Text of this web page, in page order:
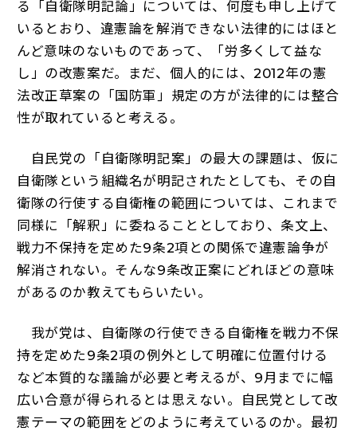
る「自衛隊明記論」については、何度も申し上げて
いるとおり、違憲論を解消できない法律的にはほと
んど意味のないものであって、「労多くして益な
し」の改憲案だ。まだ、個人的には、2012年の憲
法改正草案の「国防軍」規定の方が法律的には整合
性が取れていると考える。
自民党の「自衛隊明記案」の最大の課題は、仮に
自衛隊という組織名が明記されたとしても、その自
衛隊の行使する自衛権の範囲については、これまで
同様に「解釈」に委ねることとしており、条文上、
戦力不保持を定めた9条2項との関係で違憲論争が
解消されない。そんな9条改正案にどれほどの意味
があるのか教えてもらいたい。
我が党は、自衛隊の行使できる自衛権を戦力不保
持を定めた9条2項の例外として明確に位置付ける
など本質的な議論が必要と考えるが、9月までに幅
広い合意が得られるとは思えない。自民党として改
憲テーマの範囲をどのように考えているのか。最初